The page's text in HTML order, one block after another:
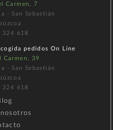
Carmen, 7
- San Sebastián
324 618
pedidos On Line
Carmen, 39
- San Sebastián
324 618